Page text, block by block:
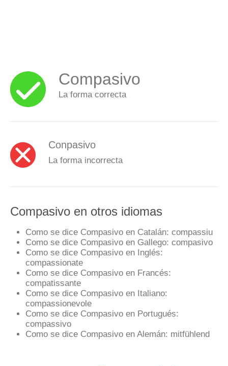
Compasivo
La forma correcta
Conpasivo
La forma incorrecta
Compasivo en otros idiomas
Como se dice Compasivo en Catalán: compassiu
Como se dice Compasivo en Gallego: compasivo
Como se dice Compasivo en Inglés:
compassionate
Como se dice Compasivo en Francés:
compatissante
Como se dice Compasivo en Italiano:
compassionevole
Como se dice Compasivo en Portugués:
compassivo
Como se dice Compasivo en Alemán: mitfühlend